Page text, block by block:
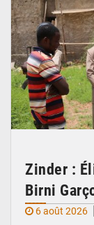
Zinder :
Birni
6 août 2026